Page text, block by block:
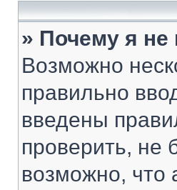
» Почему я не
Возможно
правильно
введены
проверить, не
возможно, что